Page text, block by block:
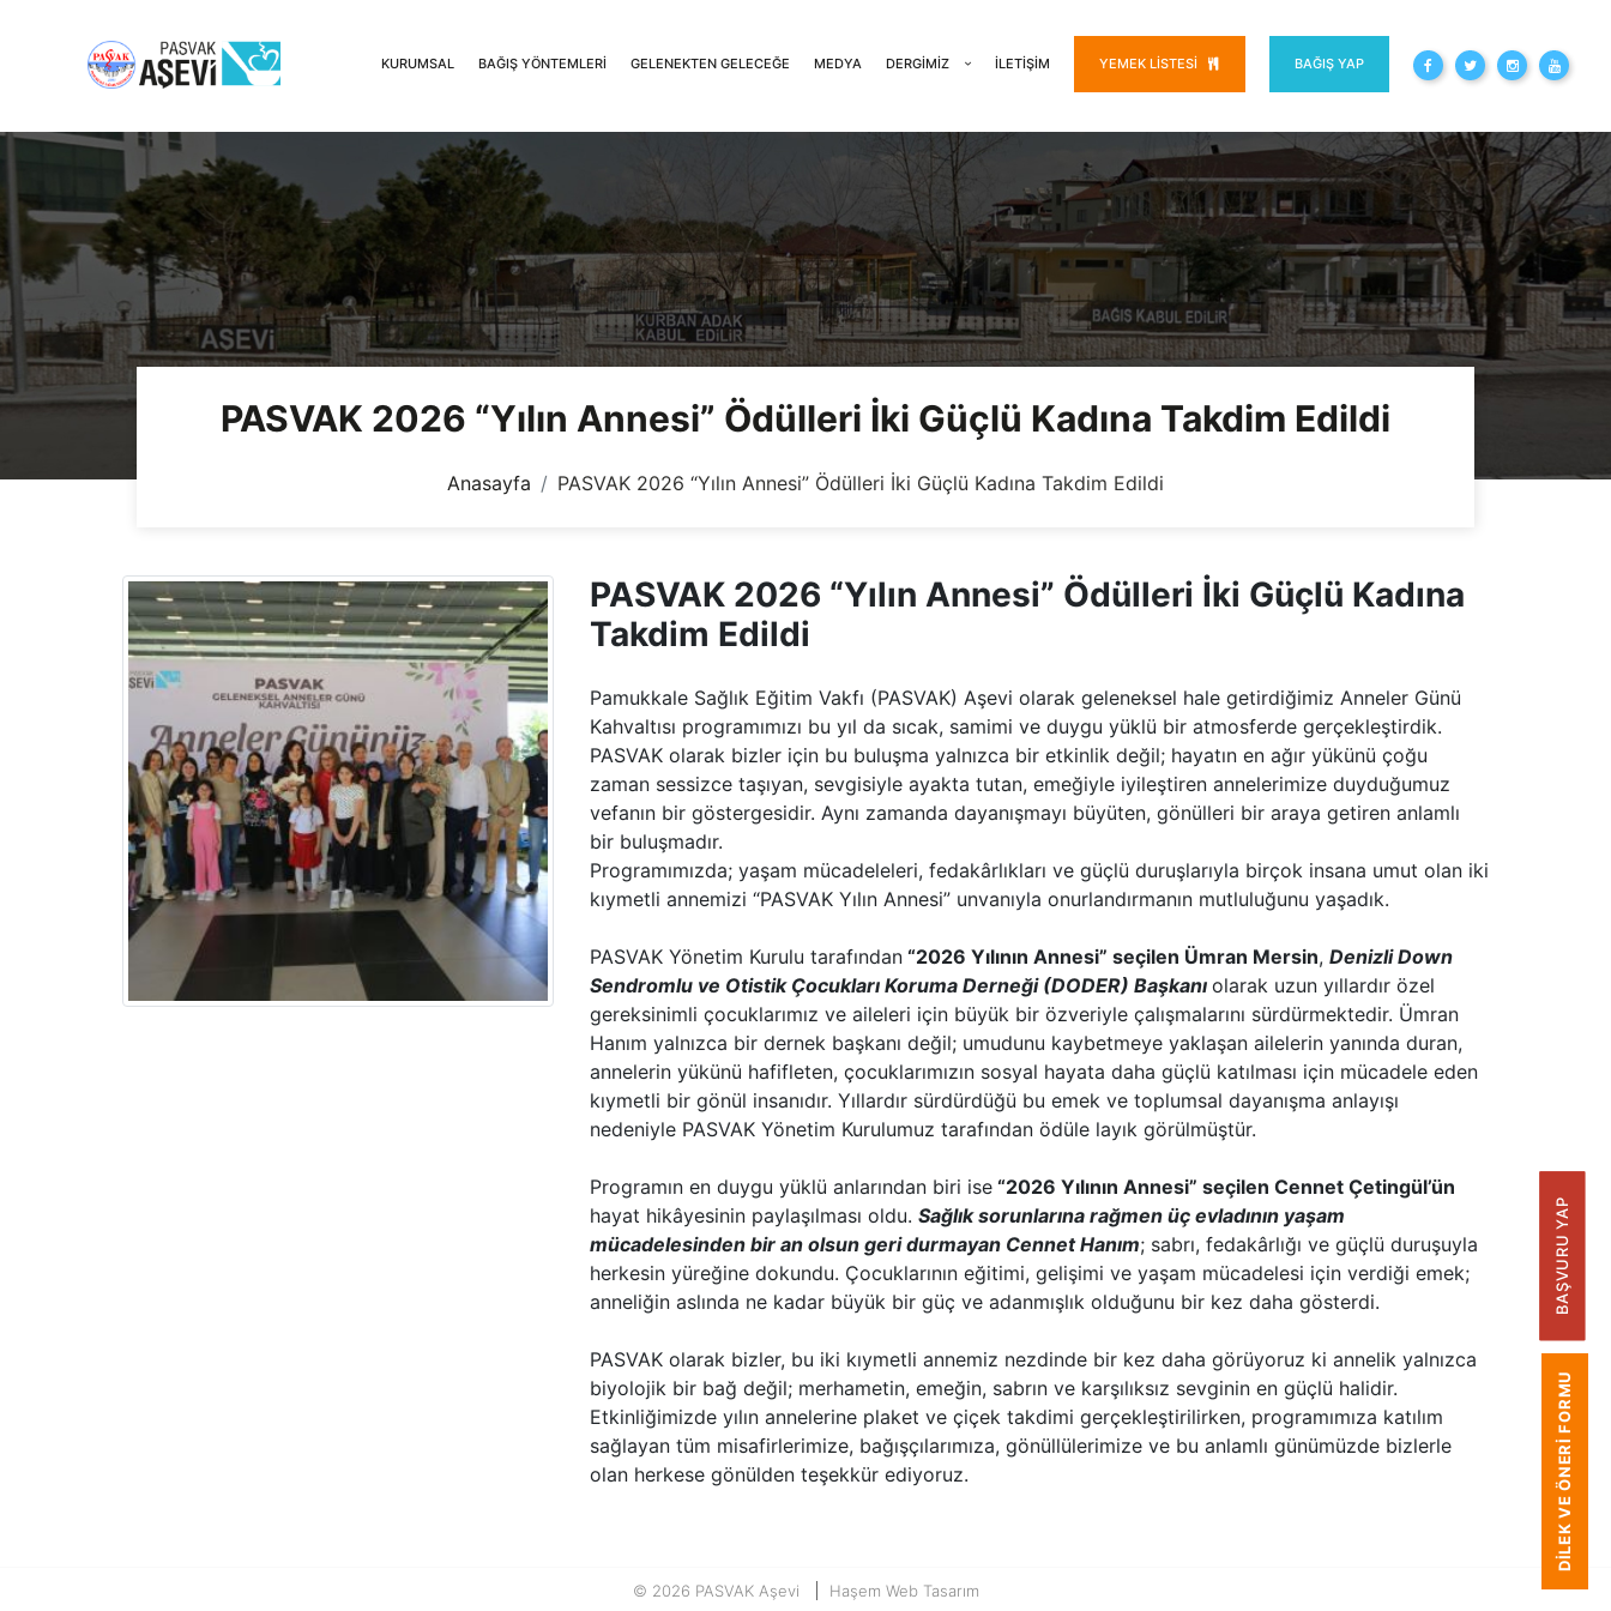
KURUMSAL BAĞIŞ YÖNTEMLERI GELENEKTEN GELECEĞE MEDYA DERGIMIZ İLETIŞIM YEMEK LISTESI BAĞIŞ YAP
DILEK VE ÖNERI FORMU
BAŞVURU YAP
PASVAK 2026 “Yılın Annesi” Ödülleri İki Güçlü Kadına Takdim Edildi
Anasayfa PASVAK 2026 “Yılın Annesi” Ödülleri İki Güçlü Kadına Takdim Edildi
PASVAK 2026 “Yılın Annesi” Ödülleri İki Güçlü Kadına
Takdim Edildi
Pamukkale Sağlık Eğitim Vakfı (PASVAK) Aşevi olarak geleneksel hale getirdiğimiz Anneler Günü
Kahvaltısı programımızı bu yıl da sıcak, samimi ve duygu yüklü bir atmosferde gerçekleştirdik.
PASVAK olarak bizler için bu buluşma yalnızca bir etkinlik değil; hayatın en ağır yükünü çoğu
zaman sessizce taşıyan, sevgisiyle ayakta tutan, emeğiyle iyileştiren annelerimize duyduğumuz
vefanın bir göstergesidir. Aynı zamanda dayanışmayı büyüten, gönülleri bir araya getiren anlamlı
bir buluşmadır.
Programımızda; yaşam mücadeleleri, fedakârlıkları ve güçlü duruşlarıyla birçok insana umut olan iki
kıymetli annemizi “PASVAK Yılın Annesi” unvanıyla onurlandırmanın mutluluğunu yaşadık.
PASVAK Yönetim Kurulu tarafından “2026 Yılının Annesi” seçilen Ümran Mersin, Denizli Down
Sendromlu ve Otistik Çocukları Koruma Derneği (DODER) Başkanı olarak uzun yıllardır özel
gereksinimli çocuklarımız ve aileleri için büyük bir özveriyle çalışmalarını sürdürmektedir. Ümran
Hanım yalnızca bir dernek başkanı değil; umudunu kaybetmeye yaklaşan ailelerin yanında duran,
annelerin yükünü hafifleten, çocuklarımızın sosyal hayata daha güçlü katılması için mücadele eden
kıymetli bir gönül insanıdır. Yıllardır sürdürdüğü bu emek ve toplumsal dayanışma anlayışı
nedeniyle PASVAK Yönetim Kurulumuz tarafından ödüle layık görülmüştür.
Programın en duygu yüklü anlarından biri ise “2026 Yılının Annesi” seçilen Cennet Çetingül’ün
hayat hikâyesinin paylaşılması oldu. Sağlık sorunlarına rağmen üç evladının yaşam
mücadelesinden bir an olsun geri durmayan Cennet Hanım; sabrı, fedakârlığı ve güçlü duruşuyla
herkesin yüreğine dokundu. Çocuklarının eğitimi, gelişimi ve yaşam mücadelesi için verdiği emek;
anneliğin aslında ne kadar büyük bir güç ve adanmışlık olduğunu bir kez daha gösterdi.
PASVAK olarak bizler, bu iki kıymetli annemiz nezdinde bir kez daha görüyoruz ki annelik yalnızca
biyolojik bir bağ değil; merhametin, emeğin, sabrın ve karşılıksız sevginin en güçlü halidir.
Etkinliğimizde yılın annelerine plaket ve çiçek takdimi gerçekleştirilirken, programımıza katılım
sağlayan tüm misafirlerimize, bağışçılarımıza, gönüllülerimize ve bu anlamlı günümüzde bizlerle
olan herkese gönülden teşekkür ediyoruz.
© 2026 PASVAK Aşevi Haşem Web Tasarım